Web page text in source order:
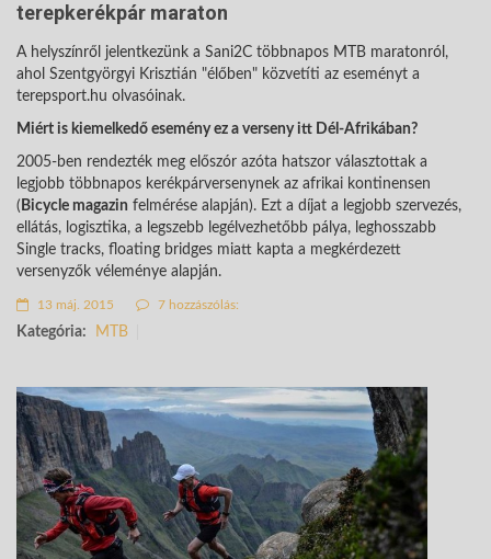
terepkerékpár maraton
A helyszínről jelentkezünk a Sani2C többnapos MTB maratonról,
ahol Szentgyörgyi Krisztián "élőben" közvetíti az eseményt a
terepsport.hu olvasóinak.
Miért is kiemelkedő esemény ez a verseny itt Dél-Afrikában?
2005-ben rendezték meg előszór azóta hatszor választottak a
legjobb többnapos kerékpárversenynek az afrikai kontinensen
( Bicycle magazin felmérése alapján). Ezt a díjat a legjobb szervezés,
ellátás, logisztika, a legszebb legélvezhetőbb pálya, leghosszabb
Single tracks, floating bridges miatt kapta a megkérdezett
versenyzők véleménye alapján.
13 máj. 2015 7 hozzászólás:
Kategória: MTB